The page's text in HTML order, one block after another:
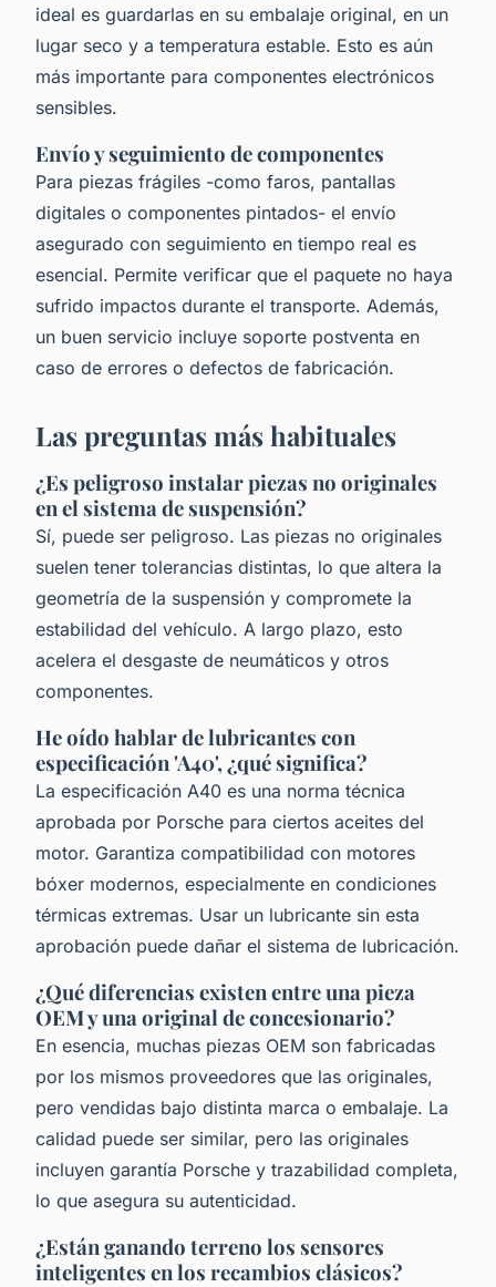
ideal es guardarlas en su embalaje original, en un
lugar seco y a temperatura estable. Esto es aún
más importante para componentes electrónicos
sensibles.
Envío y seguimiento de componentes
Para piezas frágiles -como faros, pantallas
digitales o componentes pintados- el envío
asegurado con seguimiento en tiempo real es
esencial. Permite verificar que el paquete no haya
sufrido impactos durante el transporte. Además,
un buen servicio incluye soporte postventa en
caso de errores o defectos de fabricación.
Las preguntas más habituales
¿Es peligroso instalar piezas no originales
en el sistema de suspensión?
Sí, puede ser peligroso. Las piezas no originales
suelen tener tolerancias distintas, lo que altera la
geometría de la suspensión y compromete la
estabilidad del vehículo. A largo plazo, esto
acelera el desgaste de neumáticos y otros
componentes.
He oído hablar de lubricantes con
especificación 'A40', ¿qué significa?
La especificación A40 es una norma técnica
aprobada por Porsche para ciertos aceites del
motor. Garantiza compatibilidad con motores
bóxer modernos, especialmente en condiciones
térmicas extremas. Usar un lubricante sin esta
aprobación puede dañar el sistema de lubricación.
¿Qué diferencias existen entre una pieza
OEM y una original de concesionario?
En esencia, muchas piezas OEM son fabricadas
por los mismos proveedores que las originales,
pero vendidas bajo distinta marca o embalaje. La
calidad puede ser similar, pero las originales
incluyen garantía Porsche y trazabilidad completa,
lo que asegura su autenticidad.
¿Están ganando terreno los sensores
inteligentes en los recambios clásicos?